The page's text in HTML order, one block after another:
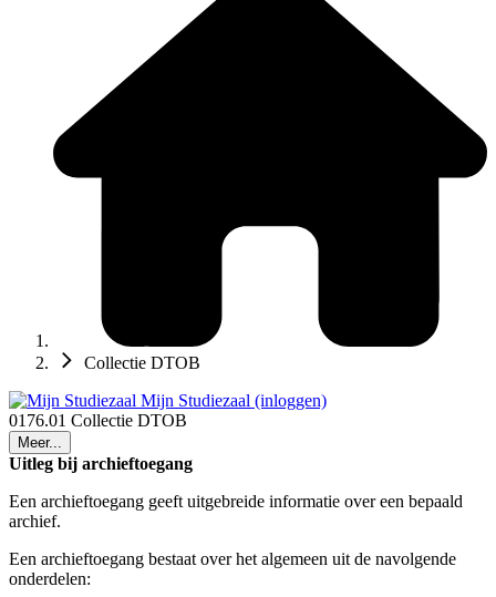
Collectie DTOB
Mijn Studiezaal (inloggen)
0176.01 Collectie DTOB
Meer...
Uitleg bij archieftoegang
Een archieftoegang geeft uitgebreide informatie over een bepaald
archief.
Een archieftoegang bestaat over het algemeen uit de navolgende
onderdelen: